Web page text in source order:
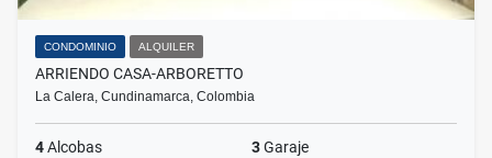
CONDOMINIO ALQUILER
ARRIENDO CASA-ARBORETTO
La Calera, Cundinamarca, Colombia
4Alcobas 3Garaje